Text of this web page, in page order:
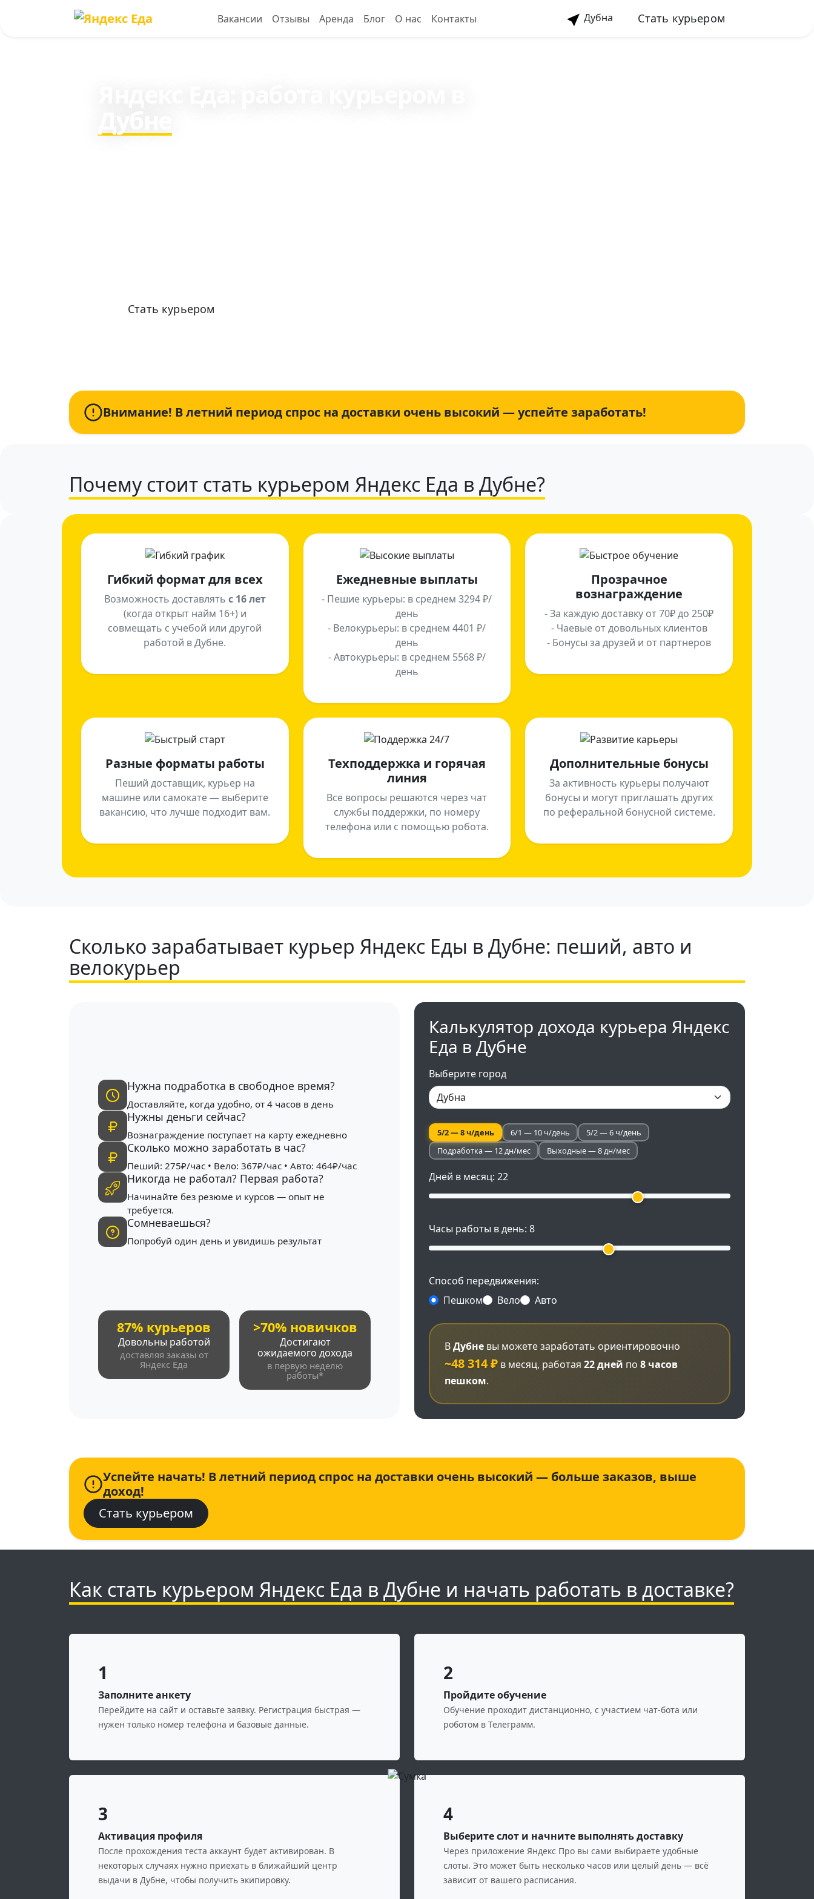
Вакансии Отзывы Аренда Блог О нас Контакты Дубна Стать курьером
Стать курьером
Внимание! В летний период спрос на доставки очень высокий — успейте заработать!
Почему стоит стать курьером Яндекс Еда в Дубне?
Гибкий формат для всех
Возможность доставлять с 16 лет
(когда открыт найм 16+) и
совмещать с учебой или другой
работой в Дубне.
Ежедневные выплаты
- Пешие курьеры: в среднем 3294 ₽/
день
- Велокурьеры: в среднем 4401 ₽/
день
- Автокурьеры: в среднем 5568 ₽/
день
Прозрачное
вознаграждение
- За каждую доставку от 70₽ до 250₽
- Чаевые от довольных клиентов
- Бонусы за друзей и от партнеров
Разные форматы работы
Пеший доставщик, курьер на
машине или самокате — выберите
вакансию, что лучше подходит вам.
Техподдержка и горячая
линия
Все вопросы решаются через чат
службы поддержки, по номеру
телефона или с помощью робота.
Дополнительные бонусы
За активность курьеры получают
бонусы и могут приглашать других
по реферальной бонусной системе.
Сколько зарабатывает курьер Яндекс Еды в Дубне: пеший, авто и
велокурьер
Нужна подработка в свободное время?
Доставляйте, когда удобно, от 4 часов в день
Нужны деньги сейчас?
Вознаграждение поступает на карту ежедневно
Сколько можно заработать в час?
Пеший: 275₽/час • Вело: 367₽/час • Авто: 464₽/час
Никогда не работал? Первая работа?
Начинайте без резюме и курсов — опыт не
требуется.
Сомневаешься?
Попробуй один день и увидишь результат
87% курьеров
Довольны работой
доставляя заказы от
Яндекс Еда
>70% новичков
Достигают
ожидаемого дохода
в первую неделю
работы*
Калькулятор дохода курьера Яндекс
Еда в Дубне
Выберите город
5/2 — 8 ч/день 6/1 — 10 ч/день
5/2 — 6 ч/день
Подработка — 12 дн/мес
Выходные — 8 дн/мес
Дней в месяц: 22
Часы работы в день: 8
Способ передвижения:
Пешком
Вело Авто
ВДубне вы можете заработать ориентировочно
~48 314 ₽ в месяц, работая 22 дней по 8 часов
пешком.
Успейте начать! В летний период спрос на доставки очень высокий — больше заказов, выше
доход!
Стать курьером
Как стать курьером Яндекс Еда в Дубне и начать работать в доставке?
1
Заполните анкету
Перейдите на сайт и оставьте заявку. Регистрация быстрая —
нужен только номер телефона и базовые данные.
2
Пройдите обучение
Обучение проходит дистанционно, с участием чат-бота или
роботом в Телеграмм.
3
Активация профиля
После прохождения теста аккаунт будет активирован. В
некоторых случаях нужно приехать в ближайший центр
выдачи в Дубне, чтобы получить экипировку.
4
Выберите слот и начните выполнять доставку
Через приложение Яндекс Про вы сами выбираете удобные
слоты. Это может быть несколько часов или целый день — всё
зависит от вашего расписания.